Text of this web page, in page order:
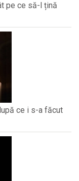
pe ce să-l țină
ce i s-a făcut